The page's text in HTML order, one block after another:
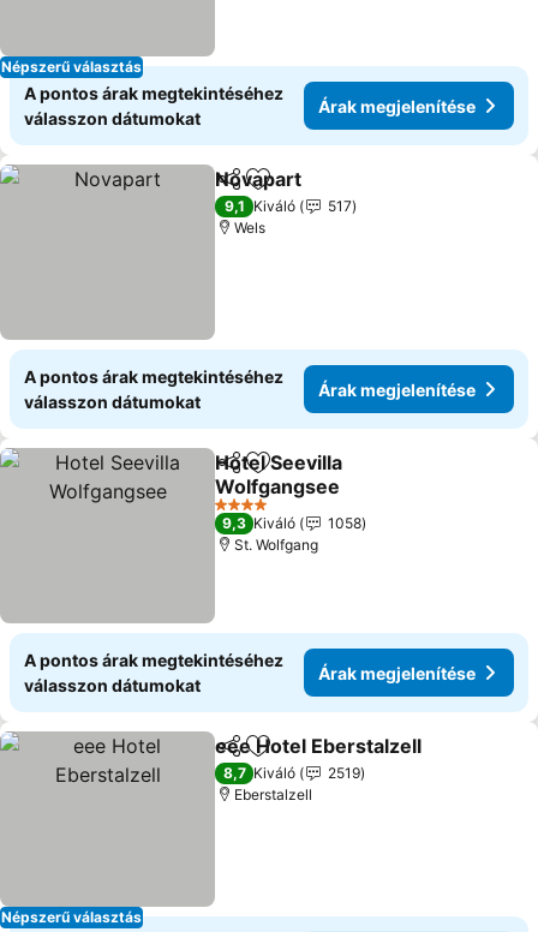
Népszerű választás
A pontos árak megtekintéséhez
válasszon dátumokat
Árak megjelenítése
MegosztásHozzáadás a kedvencekhez
Novapart
9,1 Kiváló
517
Wels
A pontos árak megtekintéséhez
válasszon dátumokat
Árak megjelenítése
Megosztás
Hozzáadás a kedvencekhez
Hotel Seevilla
Wolfgangsee
Árak megjelenítése
4 Kategória
9,3 Kiváló
1058
St. Wolfgang
A pontos árak megtekintéséhez
válasszon dátumokat
Árak megjelenítése
Népszerű választás
Megosztás
Hozzáadás a kedvencekhez
eee Hotel Eberstalzell
8,7 Kiváló
2519
Eberstalzell